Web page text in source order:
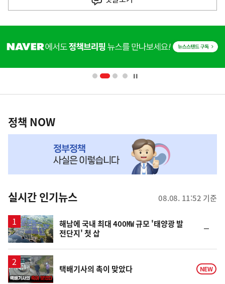
단
영
책
NOW,
뉴
스
정책 NOW
실시간 인기뉴스 08.08. 11:52 기준
해남에 국내 최대 400㎿ 규모 '태양광 발
전단지' 첫 삽
일
영
상
택배기사의 촉이 맞았다 NEW